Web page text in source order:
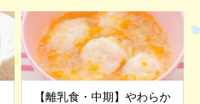
【離乳食・中期】やわらか